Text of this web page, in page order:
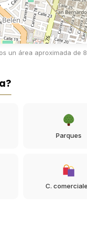
un área aproximada de
Parques
C.